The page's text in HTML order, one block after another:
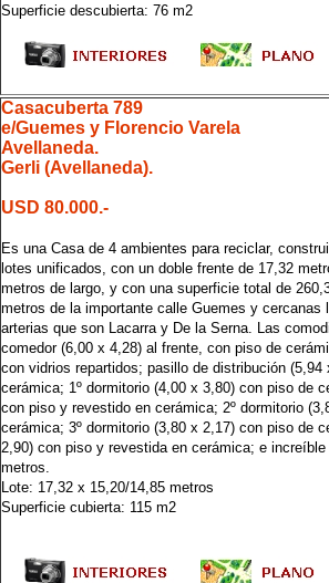
Superficie descubierta: 76 m2
Casacuberta 789
e/Guemes y Florencio Varela
Avellaneda.
Gerli (Avellaneda).
USD 80.000.-
Es una Casa de 4 ambientes para reciclar,
lotes unificados, con un doble frente de 17,32
metros de largo, y con una superficie total de
metros de la importante calle Guemes y cercanas
arterias que son Lacarra y De la Serna. Las
comedor (6,00 x 4,28) al frente, con piso de
con vidrios repartidos; pasillo de distribución (5,94
cerámica; 1º dormitorio (4,00 x 3,80) con piso de
con piso y revestido en cerámica; 2º dormitorio
cerámica; 3º dormitorio (3,80 x 2,17) con piso de
2,90) con piso y revestida en cerámica; e
metros.
Lote: 17,32 x 15,20/14,85 metros
Superficie cubierta: 115 m2